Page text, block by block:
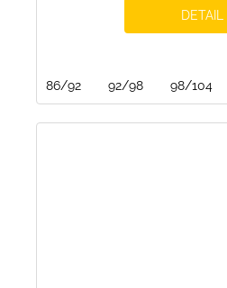
DETAIL
86/92 92/98 98/104